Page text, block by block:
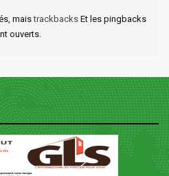
maistrackbacks Et les pingbacks
ouverts.